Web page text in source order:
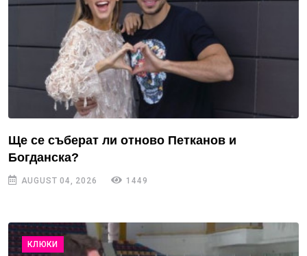
Ще се съберат ли отново Петканов и
Богданска?
AUGUST 04, 2026 1449
КЛЮКИ